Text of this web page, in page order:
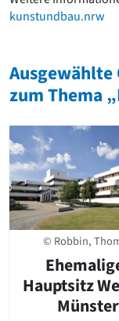
kunstundbau.nrw
zum Thema
© Robbin,
Hauptsitz
Münster